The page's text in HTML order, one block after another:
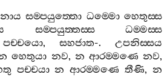
සම‍්පයුත‍්තො ධම‍්මො හෙතුස‍්ස
සම‍්පයුත‍්තස‍්ස
ධම‍්මස‍්ස
පච‍්චයො, සහජාත-. උපනිස‍්සය
හෙතුයා නව, න ආරම‍්මණෙ නව,
පච‍්චයා න ආරම‍්මණෙ තීණි, න